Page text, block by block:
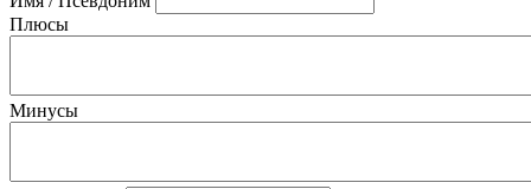
Плюсы
Минусы